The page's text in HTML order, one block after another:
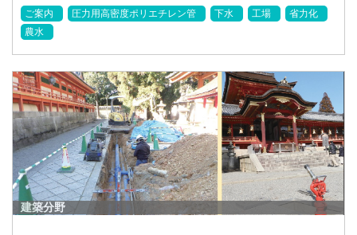
ご案内 圧力用高密度ポリエチレン管 下水 工場
省力化
農水
建築分野